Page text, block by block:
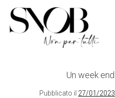
content
Un week
Pubblicato il 27/01/2023